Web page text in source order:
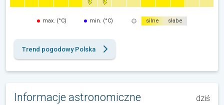
max. (°C) min. (°C) silne słabe
Trend pogodowy Polska
Informacje astronomiczne dziś